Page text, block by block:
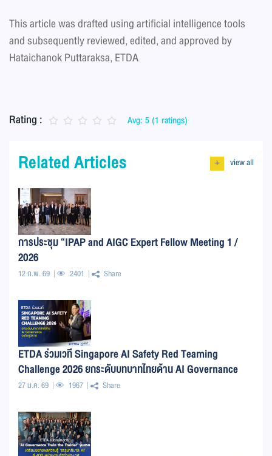
This article was drafted using artificial intelligence tools
and subsequently reviewed, edited, and approved by
Hataichanok Puttaraksa, ETDA
Rating : Avg: 5 (1 ratings)
Related Articles + view all
การประชุม “IPAP and AIGC Expert Fellow Meeting 1 /
2026
12 ก.พ. 69 2401 Share
ETDA ร่วมเวที Singapore AI Safety Red Teaming
Challenge 2026 ยกระดับบทบาทไทยด้าน AI Governance
ระดับภูมิภาค
27 ม.ค. 69 1967 Share